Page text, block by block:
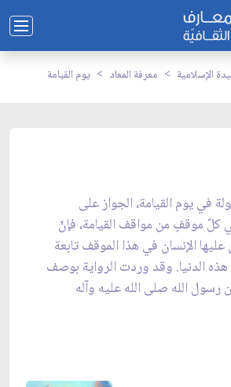
الإسلامية معرفة المعاد يوم القيامة
في يوم القيامة، الجواز على
كلّ موقفٍ من مواقف القيامة، فإنّ
عليها الإنسان في هذا الموقف تابعة
الدنيا. وقد وردت الرواية بوصف
رسول الله صلى الله عليه وآله